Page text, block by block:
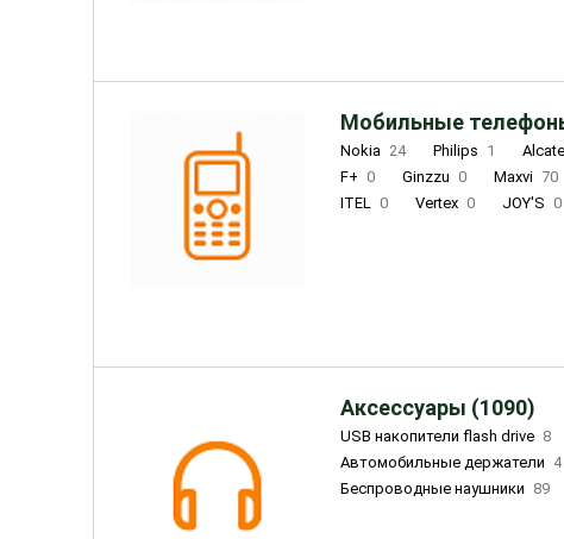
Мобильные
Nokia 24 Philips 1 Alcatel
F+ 0 Ginzzu 0 Maxvi 70
ITEL 0 Vertex 0 JOY'S 0
Аксессуары (1090)
USB накопители flash drive 8
Автомобильные держатели 4
Беспроводные наушники 89